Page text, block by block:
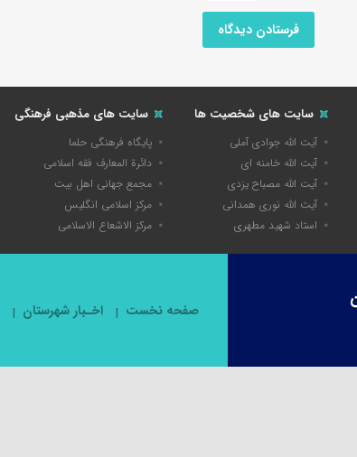
سایت های شخصیت ها
آیت الله جوادی آملی
آیت الله خامنه ای
آیت الله مصباح یزدی
آیت الله نوری همدانی
استاد شهید مطهری
سایت های مذهبی فرهنگی
پایگاه فرهنگی حلما
دائرة المعارف فقه اسلامی
مجمع جهانی اهل بیت
مرکز اسلامی انگلیس
مرکز الاشعاع الاسلامی
صفحه نخست اخـبار شهرستان